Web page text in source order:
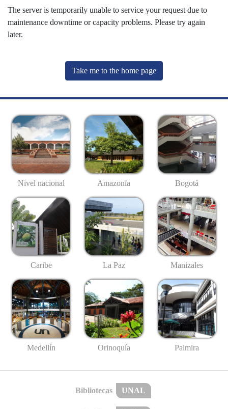
The server is temporarily unable to service your request due to
maintenance downtime or capacity problems. Please try again
later.
Take me to the home page
Nivel nacional Amazonía Bogotá
Caribe La Paz Manizales
Medellín Orinoquía Palmira
Bibliotecas UNAL